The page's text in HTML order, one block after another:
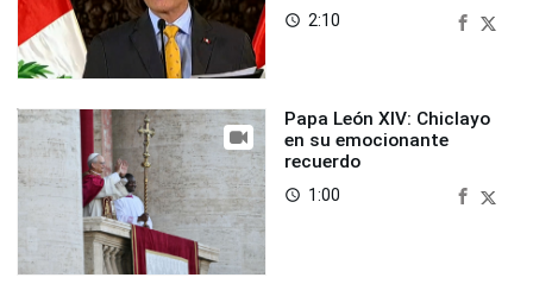
access_time 2:10
Papa León XIV: Chiclayo
en su emocionante
recuerdo
access_time 1:00